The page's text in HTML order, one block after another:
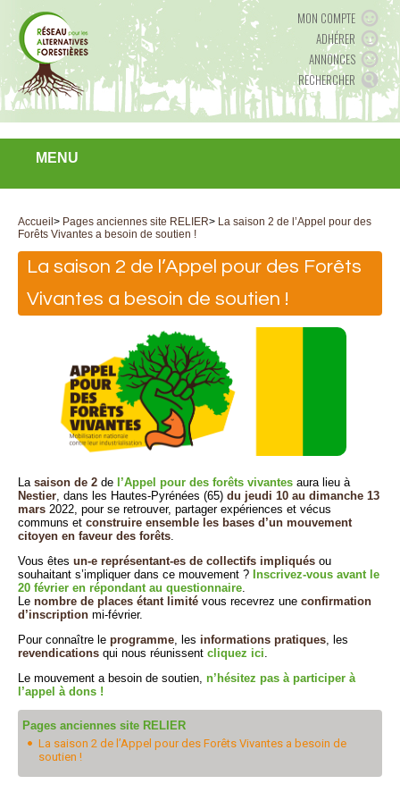
MON COMPTE
ADHÉRER
ANNONCES
RECHERCHER
MENU
Accueil > Pages anciennes site RELIER> La saison 2 de l’Appel pour des
Forêts Vivantes a besoin de soutien !
La saison 2 de l’Appel pour des Forêts
Vivantes a besoin de soutien !
Lasaison de 2 de l’Appel pour des forêts vivantes aura lieu à
Nestier, dans les Hautes-Pyrénées (65) du jeudi 10 au dimanche 13
mars 2022, pour se retrouver, partager expériences et vécus
communs et construire ensemble les bases d’un mouvement
citoyen en faveur des forêts.
Vous êtes un-e représentant-es de collectifs impliqués ou
souhaitant s’impliquer dans ce mouvement ? Inscrivez-vous avant le
20 février en répondant au questionnaire.
Le nombre de places étant limité vous recevrez une confirmation
d’inscription mi-février.
Pour connaître le programme, les informations pratiques, les
revendications qui nous réunissent cliquez ici.
Le mouvement a besoin de soutien, n’hésitez pas à participer à
l’appel à dons !
Pages anciennes site RELIER
La saison 2 de l’Appel pour des Forêts Vivantes a besoin de
soutien !